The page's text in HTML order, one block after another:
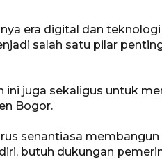
era digital dan
salah satu pilar
ini juga sekaligus untuk
Bogor.
senantiasa
butuh dukungan